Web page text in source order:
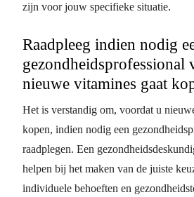
zijn voor jouw specifieke situatie.
Raadpleeg indien nodig
gezondheidsprofessional
nieuwe vitamines gaat
Het is verstandig om, voordat u
kopen, indien nodig een
raadplegen. Een
helpen bij het maken van de juiste
individuele behoeften en